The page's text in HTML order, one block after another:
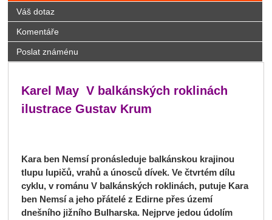
Váš dotaz
Komentáře
Poslat známénu
Karel May V balkánských roklinách
ilustrace Gustav Krum
Kara ben Nemsí pronásleduje balkánskou krajinou
tlupu lupičů, vrahů a únosců dívek. Ve čtvrtém dílu
cyklu, v románu V balkánských roklinách, putuje Kara
ben Nemsí a jeho přátelé z Edirne přes území
dnešního jižního Bulharska. Nejprve jedou údolím